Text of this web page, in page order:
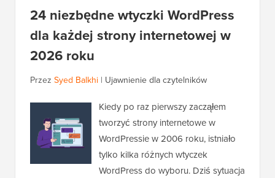
24 niezbędne wtyczki WordPress
dla każdej strony internetowej w
2026 roku
Przez Syed Balkhi | Ujawnienie dla czytelników
Kiedy po raz pierwszy zacząłem
tworzyć strony internetowe w
WordPressie w 2006 roku, istniało
tylko kilka różnych wtyczek
WordPress do wyboru. Dziś sytuacja